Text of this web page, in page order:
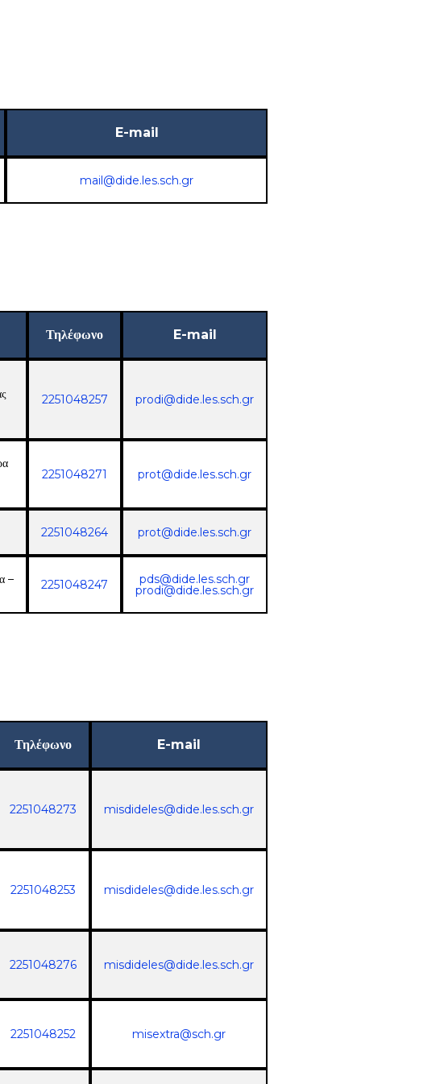
E-mail
mail@dide.les.sch.gr
Τηλέφωνο E-mail
2251048257 prodi@dide.les.sch.gr
2251048271 prot@dide.les.sch.gr
2251048264 prot@dide.les.sch.gr
– 2251048247 pds@dide.les.sch.gr
prodi@dide.les.sch.gr
Τηλέφωνο E-mail
2251048273 misdideles@dide.les.sch.gr
2251048253 misdideles@dide.les.sch.gr
2251048276 misdideles@dide.les.sch.gr
2251048252 misextra@sch.gr